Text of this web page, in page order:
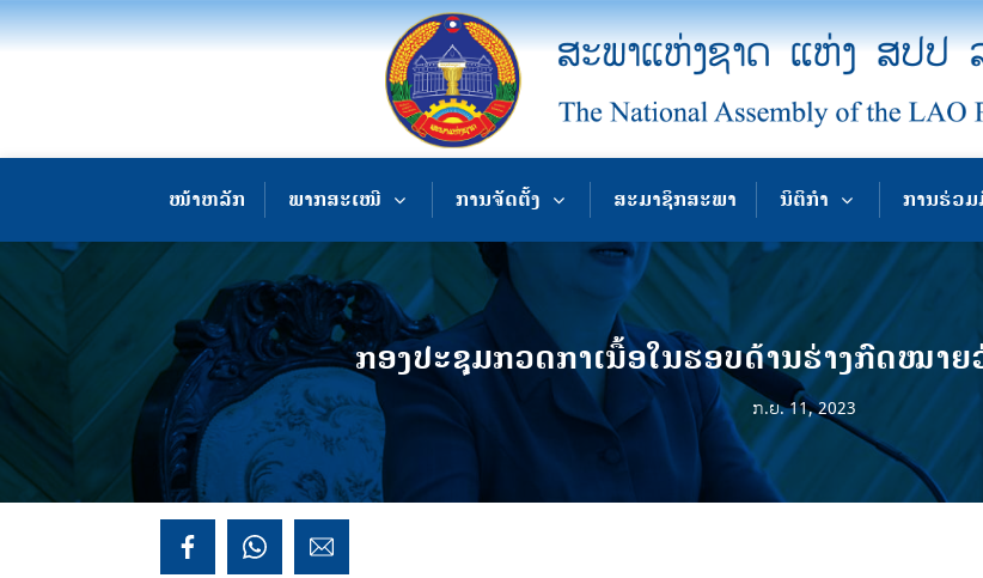
ໜ້າຫລັກ ພາກສະເໜີ ການຈັດຕັ້ງ ສະມາຊິກສະພາ ນິຕິກຳ ການຮ່ວມ
ກອງປະຊຸມກວດກາເນື້ອໃນຮອບດ້ານຮ່າງກົດໝາ
ກ.ຍ. 11, 2023